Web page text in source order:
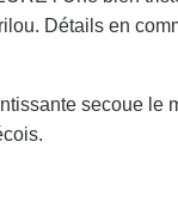
Détails en
secoue le